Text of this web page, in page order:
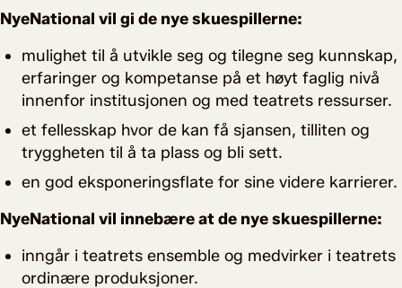
NyeNational vil gi de nye skuespillerne:
mulighet til å utvikle seg og tilegne seg kunnskap,
erfaringer og kompetanse på et høyt faglig nivå
innenfor institusjonen og med teatrets ressurser.
et fellesskap hvor de kan få sjansen, tilliten og
tryggheten til å ta plass og bli sett.
en god eksponeringsflate for sine videre karrierer.
NyeNational vil innebære at de nye skuespillerne:
inngår i teatrets ensemble og medvirker i teatrets
ordinære produksjoner.